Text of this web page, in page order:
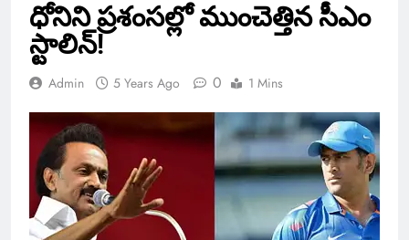
ధోనిని ప్రశంసల్లో ముంచెత్తిన సీఎం
స్టాలిన్!
Admin 5 Years Ago 0 1 Mins